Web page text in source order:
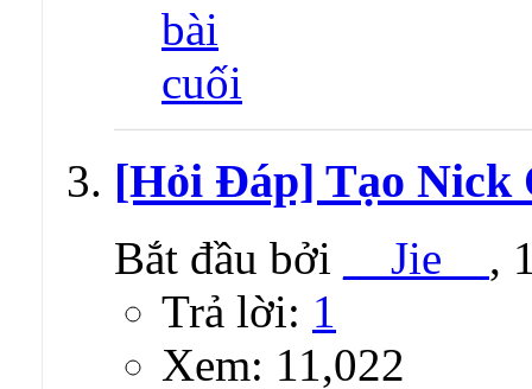
[Hỏi Đáp] Tạo Nick
Bắt đầu bởi __Jie__ ,
Trả lời: 1
Xem: 11,022